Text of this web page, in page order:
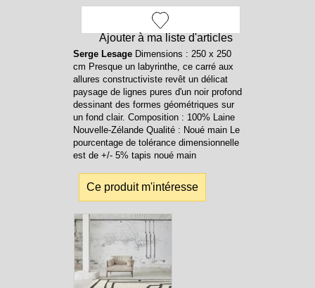
Ajouter à ma liste d'articles
Serge LesageDimensions : 250 x 250
cm Presque un labyrinthe, ce carré aux
allures constructiviste revêt un délicat
paysage de lignes pures d'un noir profond
dessinant des formes géométriques sur
un fond clair. Composition : 100% Laine
Nouvelle-Zélande Qualité : Noué main Le
pourcentage de tolérance dimensionnelle
est de +/- 5% tapis noué main
Ce produit m'intéresse